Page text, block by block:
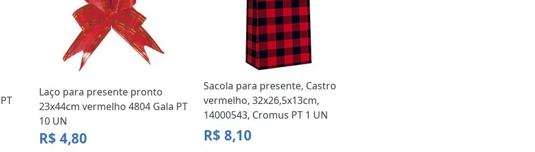
Laço para presente pronto
23x44cm vermelho 4804 Gala PT
10 UN
R$ 4,80
Sacola para presente, Castro
vermelho, 32x26,5x13cm,
14000543, Cromus PT 1 UN
R$ 8,10